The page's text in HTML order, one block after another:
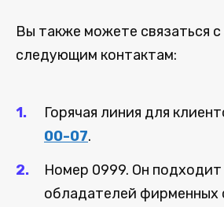
Вы также можете связаться
следующим контактам:
Горячая линия для
00-07.
Номер 0999. Он подходит
обладателей фирменных